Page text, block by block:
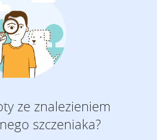
ze znalezieniem
szczeniaka?